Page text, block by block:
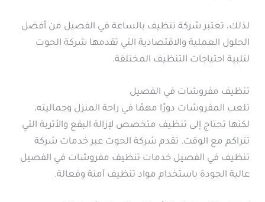
لذلك، تعتبر شركة تنظيف بالساعة في الفصيل من أفضل
الحلول العملية والاقتصادية التي تقدمها شركة الحوت
لتلبية احتياجات التنظيف المختلفة.
تنظيف مفروشات في الفصيل
تلعب المفروشات دورًا مهمًا في راحة المنزل وجماليته،
لكنها تحتاج إلى تنظيف متخصص لإزالة البقع والأتربة التي
تتراكم مع الوقت. تقدم شركة الحوت عبر خدمات شركة
تنظيف في الفصيل خدمات تنظيف مفروشات في الفصيل
عالية الجودة باستخدام مواد تنظيف آمنة وفعالة.